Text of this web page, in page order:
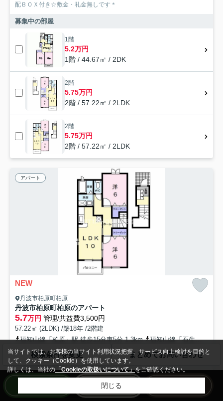
配ＢＯＸ付き☆敷金・礼金無しです＊
募集中の部屋
1階
5.2万円
1階 / 44.67㎡ / 2DK
2階
5.75万円
2階 / 57.22㎡ / 2LDK
2階
5.75万円
2階 / 57.22㎡ / 2LDK
アパート
NEW
丹波市柏原町柏原
丹波市柏原町柏原のアパート
5.7万円 管理/共益費3,500円
57.22㎡ (2LDK) /築18年 /2階建
福知山線「柏原」駅 徒歩15分車5分 1.3km
福知山線「石生」駅 徒歩26分車5分 2.0km
駐輪場 光ファイバー 敷地内ごみ置き場
バイク置場あり
24時間緊急通報システム
公共下水
インターネット無料◎スーパーや百均が徒歩近く◇１フロア２住戸
検索条件を変更 まとめてお問い合わせ
当サイトでは、お客様の当サイト利用状況把握、サービス向上検討を目的と
して、クッキー（Cookie）を使用しています。
詳しくは、当社の「Cookieの取扱いについて」をご確認ください。
閉じる